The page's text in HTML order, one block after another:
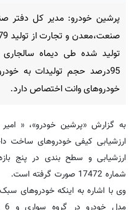
پرشین خودرو: مدیر کل دفتر
تولید شده طی دیماه
خودروهای وانت اختصاص دارد.
به گزارش «پرشین خودرو»، «
ارزشیابی کیفی خودروهای ساخت
ارزشیابی و سطح بندی در پنج
شماره 17472 صورت گرفته است.